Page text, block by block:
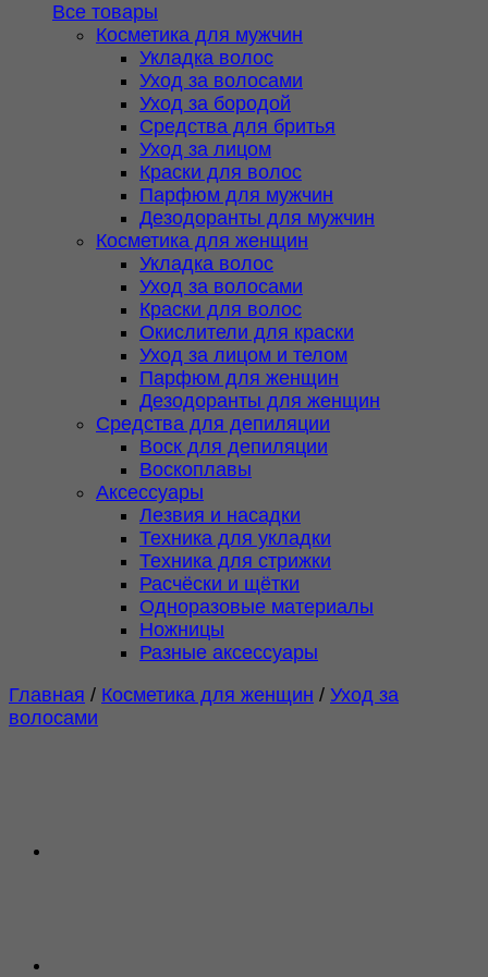
Все товары
Косметика для мужчин
Укладка волос
Уход за волосами
Уход за бородой
Средства для бритья
Уход за лицом
Краски для волос
Парфюм для мужчин
Дезодоранты для мужчин
Косметика для женщин
Укладка волос
Уход за волосами
Краски для волос
Окислители для краски
Уход за лицом и телом
Парфюм для женщин
Дезодоранты для женщин
Средства для депиляции
Воск для депиляции
Воскоплавы
Аксессуары
Лезвия и насадки
Техника для укладки
Техника для стрижки
Расчёски и щётки
Одноразовые материалы
Ножницы
Разные аксессуары
Главная / Косметика для женщин / Уход за
волосами